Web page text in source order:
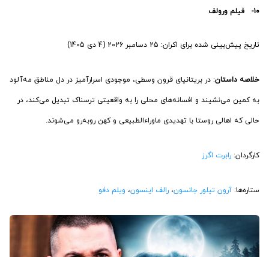
10- فیلم ورولف
تاریخ پیش‌بینی شده برای اکران: 25 دسامبر 2026 (4 دی 1405)
خلاصه داستان: در بریتانیای قرون وسطی، موجودی اسرارآمیز در دل مناطق مه‌آلود
به کمین می‌نشیند و افسانه‌های محلی را به واقعیتی ترسناک تبدیل می‌کند، در
حالی که اهالی روستا با تهدیدی ماوراءالطبیعی و کهن روبه‌رو می‌شوند.
کارگردان: رابرت اگرز
ستاره‌ها: آرون تیلور جانسون، رالف اینسون، ویلم دفو